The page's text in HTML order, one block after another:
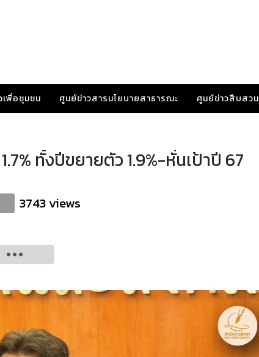
เพื่อชุมชน ศูนย์ข่าวสารนโยบายสาธารณะ ศูนย์ข่าวสืบสวน
ทั้งปีขยายตัว 1.9%-หั่นเป้าปี 67
3743 views